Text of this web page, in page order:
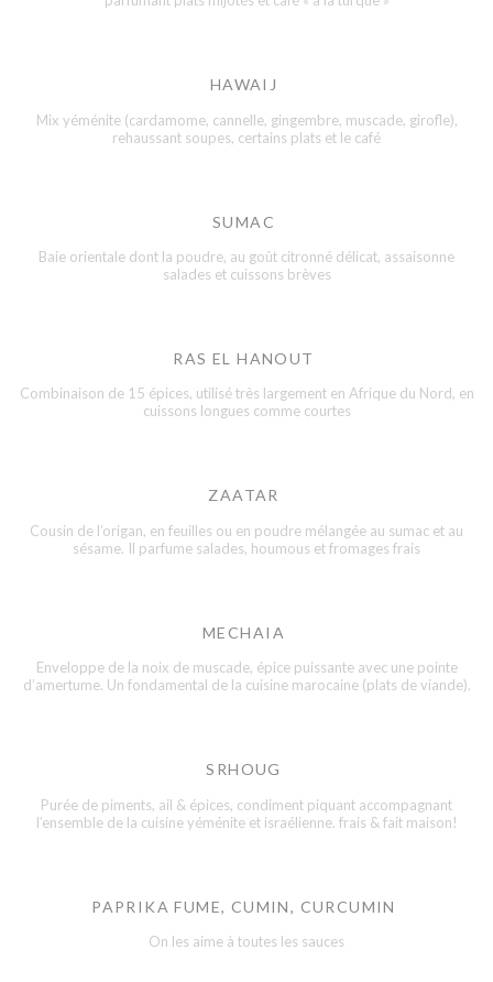
HAWAIJ
Mix yéménite (cardamome, cannelle, gingembre, muscade, girofle),
rehaussant soupes, certains plats et le café
SUMAC
Baie orientale dont la poudre, au goût citronné délicat, assaisonne
salades et cuissons brèves
RAS EL HANOUT
Combinaison de 15 épices, utilisé très largement en Afrique du Nord, en
cuissons longues comme courtes
ZAATAR
Cousin de l’origan, en feuilles ou en poudre mélangée au sumac et au
sésame. Il parfume salades, houmous et fromages frais
MECHAIA
Enveloppe de la noix de muscade, épice puissante avec une pointe
d’amertume. Un fondamental de la cuisine marocaine (plats de viande).
SRHOUG
Purée de piments, ail & épices, condiment piquant accompagnant
l’ensemble de la cuisine yéménite et israélienne. frais & fait maison!
PAPRIKA FUME, CUMIN, CURCUMIN
On les aime à toutes les sauces